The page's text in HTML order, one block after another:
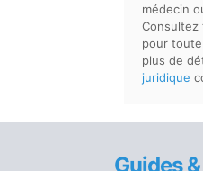
médecin
Consultez
pour
plus de
juridique
Guides